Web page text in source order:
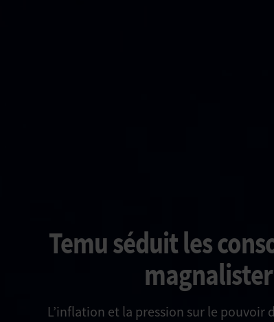
Temu séduit les
L’inflation et la pression sur le pouvoir